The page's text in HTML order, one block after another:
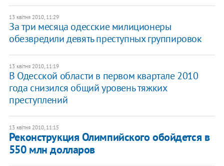
13 квітня 2010, 11:29
За три месяца одесские милиционеры
обезвредили девять преступных группировок
13 квітня 2010, 11:19
В Одесской области в первом квартале 2010
года снизился общий уровень тяжких
преступлений
13 квітня 2010, 11:15
Реконструкция Олимпийского обойдется в
550 млн долларов